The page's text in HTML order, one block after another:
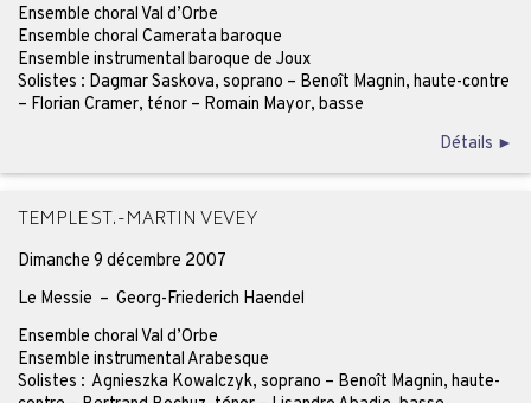
Ensemble choral Val d’Orbe
Ensemble choral Camerata baroque
Ensemble instrumental baroque de Joux
Solistes : Dagmar Saskova, soprano – Benoît Magnin, haute-contre
– Florian Cramer, ténor – Romain Mayor, basse
Détails ►
TEMPLE ST.-MARTIN VEVEY
Dimanche 9 décembre 2007
Le Messie – Georg-Friederich Haendel
Ensemble choral Val d’Orbe
Ensemble instrumental Arabesque
Solistes : Agnieszka Kowalczyk, soprano – Benoît Magnin, haute-